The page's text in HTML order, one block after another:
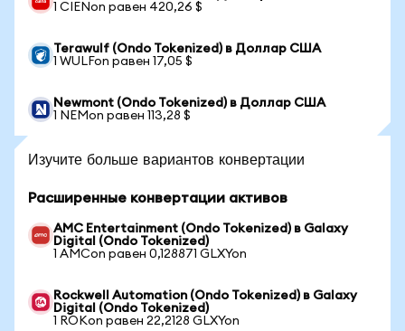
1 CIENon равен 420,26 $
Terawulf (Ondo Tokenized) в Доллар США
1 WULFon равен 17,05 $
Newmont (Ondo Tokenized) в Доллар США
1 NEMon равен 113,28 $
Изучите больше вариантов конвертации
Расширенные конвертации активов
AMC Entertainment (Ondo Tokenized) в Galaxy
Digital (Ondo Tokenized)
1 AMCon равен 0,128871 GLXYon
Rockwell Automation (Ondo Tokenized) в Galaxy
Digital (Ondo Tokenized)
1 ROKon равен 22,2128 GLXYon